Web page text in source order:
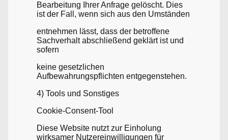
Bearbeitung Ihrer Anfrage gelöscht. Dies
ist der Fall, wenn sich aus den Umständen
entnehmen lässt, dass der betroffene
Sachverhalt abschließend geklärt ist und
sofern
keine gesetzlichen
Aufbewahrungspflichten entgegenstehen.
4) Tools und Sonstiges
Cookie-Consent-Tool
Diese Website nutzt zur Einholung
wirksamer Nutzereinwilligungen für